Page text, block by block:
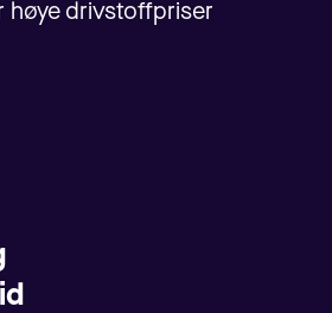
høye drivstoffpriser